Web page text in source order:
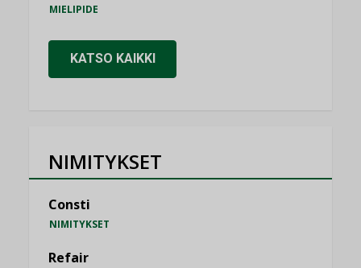
MIELIPIDE
KATSO KAIKKI
NIMITYKSET
Consti
NIMITYKSET
Refair